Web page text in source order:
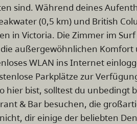
sind. Während deines
(0,5 km) und British
in Victoria. Die Zimmer im
außergewöhnlichen
WLAN ins Internet
Parkplätze zur
hier bist, solltest du unbedingt
& Bar besuchen, die
dir einige der beliebten